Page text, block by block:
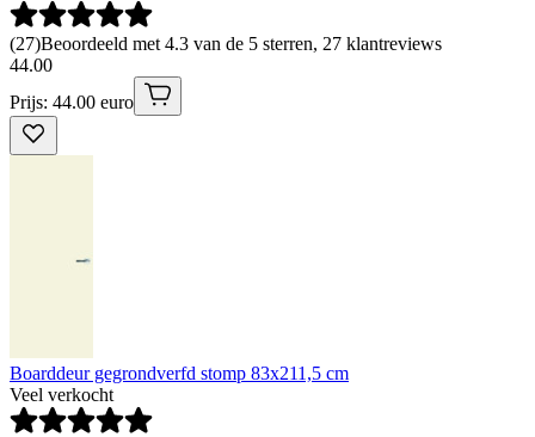
(27)Beoordeeld met 4.3 van de 5 sterren, 27 klantreviews
44.00
Prijs: 44.00 euro
Boarddeur gegrondverfd stomp 83x211,5 cm
Veel verkocht